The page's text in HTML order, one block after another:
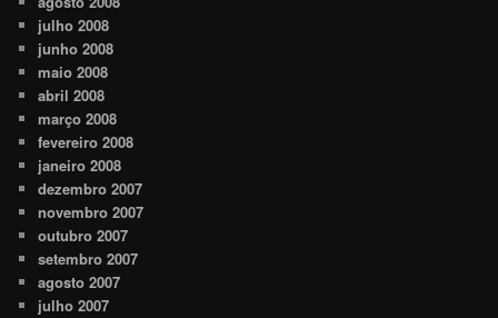
julho 2008
junho 2008
maio 2008
abril 2008
março 2008
fevereiro 2008
janeiro 2008
dezembro 2007
novembro 2007
outubro 2007
setembro 2007
agosto 2007
julho 2007